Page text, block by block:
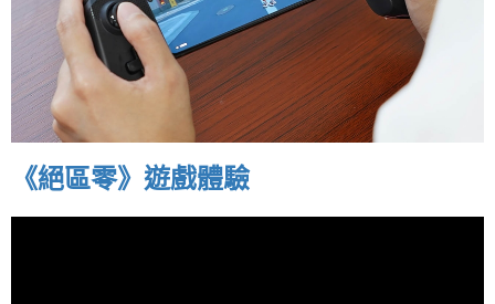
《絕區零》遊戲體驗